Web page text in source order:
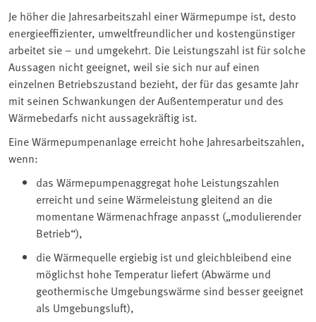
Je höher die Jahresarbeitszahl einer Wärmepumpe ist, desto
energieeffizienter, umweltfreundlicher und kostengünstiger
arbeitet sie – und umgekehrt. Die Leistungszahl ist für solche
Aussagen nicht geeignet, weil sie sich nur auf einen
einzelnen Betriebszustand bezieht, der für das gesamte Jahr
mit seinen Schwankungen der Außentemperatur und des
Wärmebedarfs nicht aussagekräftig ist.
Eine Wärmepumpenanlage erreicht hohe Jahresarbeitszahlen,
wenn:
das Wärmepumpenaggregat hohe Leistungszahlen
erreicht und seine Wärmeleistung gleitend an die
momentane Wärmenachfrage anpasst („modulierender
Betrieb“),
die Wärmequelle ergiebig ist und gleichbleibend eine
möglichst hohe Temperatur liefert (Abwärme und
geothermische Umgebungswärme sind besser geeignet
als Umgebungsluft),